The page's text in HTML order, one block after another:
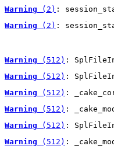
Warning (2) :
Warning (2) :
Warning (512) :
Warning (512) :
Warning (512) :
Warning (512) :
Warning (512) :
Warning (512) :